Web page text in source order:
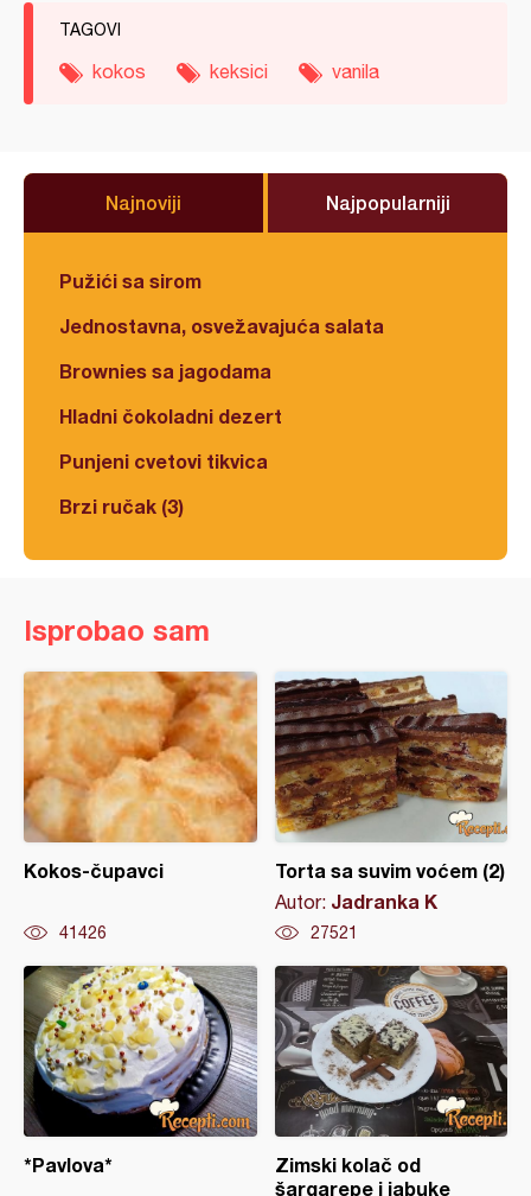
TAGOVI
kokos keksici vanila
Najnoviji Najpopularniji
Pužići sa sirom
Jednostavna, osvežavajuća salata
Brownies sa jagodama
Hladni čokoladni dezert
Punjeni cvetovi tikvica
Brzi ručak (3)
Isprobao sam
Kokos-čupavci
41426
Torta sa suvim voćem (2)
Autor: Jadranka K
27521
*Pavlova*
Zimski kolač od
šargarepe i jabuke